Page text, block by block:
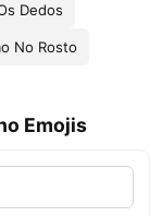
Dedos
No Rosto
Emojis